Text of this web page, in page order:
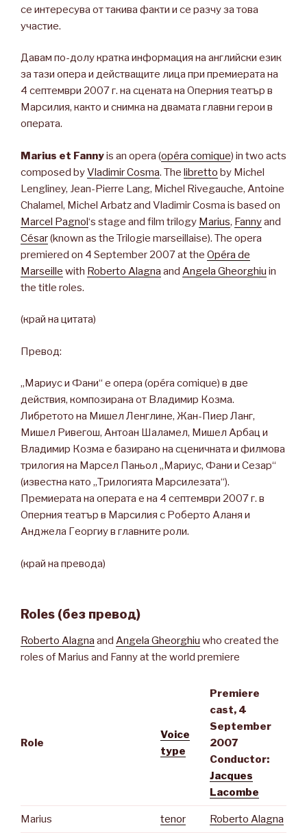
се интересува от такива факти и се разчу за това
участие.
Давам по-долу кратка информация на английски език
за тази опера и действащите лица при премиерата на
4 септември 2007 г. на сцената на Оперния театър в
Марсилия, както и снимка на двамата главни герои в
операта.
Marius et Fannyis an opera (opéra comique) in two acts
composed byVladimir Cosma. The libretto by Michel
Lengliney, Jean-Pierre Lang, Michel Rivegauche, Antoine
Chalamel, Michel Arbatz and Vladimir Cosma is based on
Marcel Pagnol‘s stage and film trilogy Marius, Fannyand
César(known as the Trilogie marseillaise). The opera
premiered on 4 September 2007 at the Opéra de
Marseille with Roberto Alagna and Angela Gheorghiu in
the title roles.
(край на цитата)
Превод:
„Мариус и Фани“ е опера (opéra comique) в две
действия, композирана от Владимир Козма.
Либретото на Мишел Ленглине, Жан-Пиер Ланг,
Мишел Ривегош, Антоан Шаламел, Мишел Арбац и
Владимир Козма е базирано на сценичната и филмова
трилогия на Марсел Паньол „Мариус, Фани и Сезар“
(известна като „Трилогията Марсилезата“).
Премиерата на операта е на 4 септември 2007 г. в
Оперния театър в Марсилия с Роберто Аланя и
Анджела Георгиу в главните роли.
(край на превода)
Roles (без превод)
Roberto Alagna and Angela Gheorghiu who created the
roles of Marius and Fanny at the world premiere
Role
Voice
type
Premiere
cast, 4
September
2007
Conductor:
Jacques
Lacombe
Marius tenor Roberto Alagna